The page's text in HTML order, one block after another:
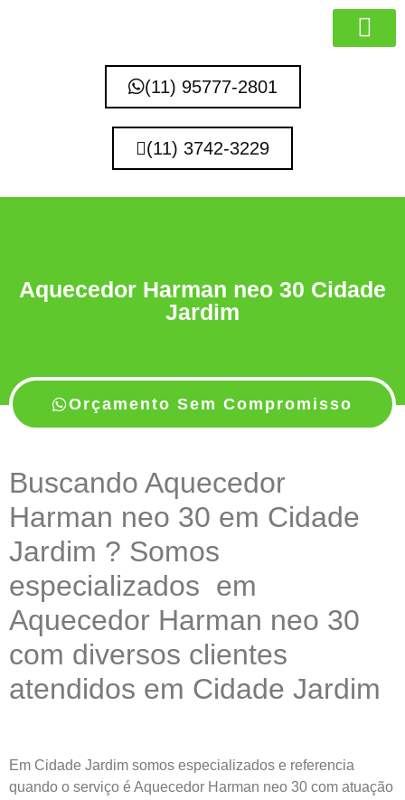
(11) 95777-2801
(11) 3742-3229
Aquecedor Harman neo 30 Cidade
Jardim
Orçamento Sem Compromisso
Buscando Aquecedor
Harman neo 30 em Cidade
Jardim ? Somos
especializados em
Aquecedor Harman neo 30
com diversos clientes
atendidos em Cidade Jardim
Em Cidade Jardim somos especializados e referencia
quando o serviço é Aquecedor Harman neo 30 com atuação